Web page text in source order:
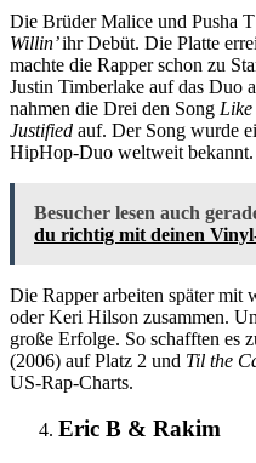
Die Brüder Malice und Pusha
Willin’ihr Debüt. Die Platte
machte die Rapper schon zu
Justin Timberlake auf das Duo
nahmen die Drei den Song
Justified auf. Der Song wurde
HipHop-Duo weltweit bekannt.
Besucher lesen auch
du richtig mit deinen
Die Rapper arbeiten später mit
oder Keri Hilson zusammen.
große Erfolge. So schafften es
(2006) auf Platz 2 und Til the
US-Rap-Charts.
Eric B & Rakim